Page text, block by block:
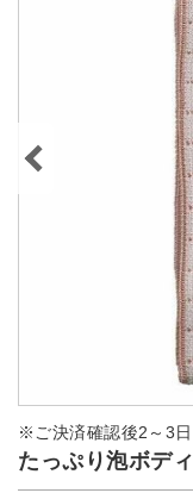
※ご決済確認後2～3
たっぷり泡ボデ